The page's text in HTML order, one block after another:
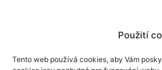
Použití
Tento web používá cookies, aby Vám